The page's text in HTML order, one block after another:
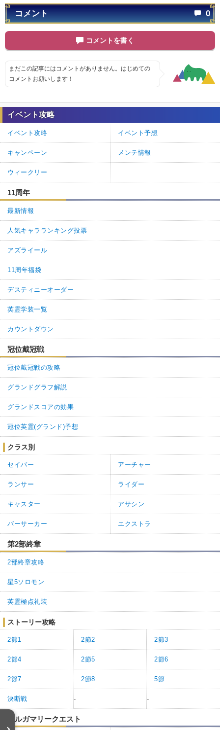
コメント 0
コメントを書く
まだこの記事にはコメントがありません。はじめての
コメントお願いします！
イベント攻略
イベント攻略 イベント予想
キャンペーン メンテ情報
ウィークリー
11周年
最新情報
人気キャラランキング投票
アズライール
11周年福袋
デスティニーオーダー
英霊学装一覧
カウントダウン
冠位戴冠戦
冠位戴冠戦の攻略
グランドグラフ解説
グランドスコアの効果
冠位英霊(グランド)予想
クラス別
セイバー アーチャー
ランサー ライダー
キャスター アサシン
バーサーカー エクストラ
第2部終章
2部終章攻略
星5ソロモン
英霊極点礼装
ストーリー攻略
2節1 2節2 2節3
2節4 2節5 2節6
2節7 2節8 5節
決断戦 - -
オルガマリークエスト